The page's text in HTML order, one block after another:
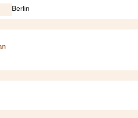
Berlin